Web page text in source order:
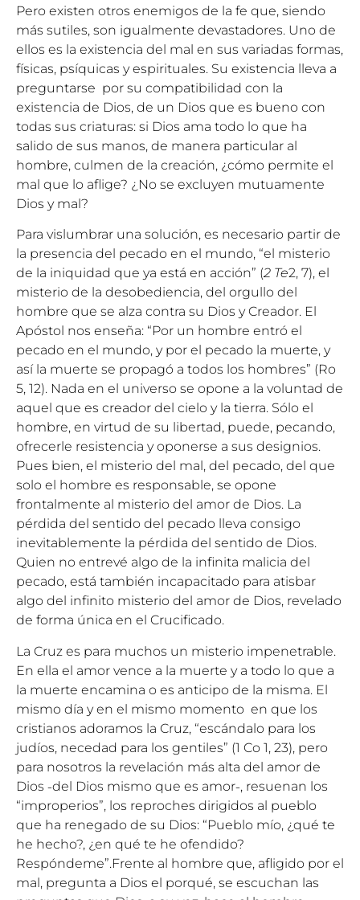
Pero existen otros enemigos de la fe que, siendo
más sutiles, son igualmente devastadores. Uno de
ellos es la existencia del mal en sus variadas formas,
físicas, psíquicas y espirituales. Su existencia lleva a
preguntarse por su compatibilidad con la
existencia de Dios, de un Dios que es bueno con
todas sus criaturas: si Dios ama todo lo que ha
salido de sus manos, de manera particular al
hombre, culmen de la creación, ¿cómo permite el
mal que lo aflige? ¿No se excluyen mutuamente
Dios y mal?
Para vislumbrar una solución, es necesario partir de
la presencia del pecado en el mundo, “el misterio
de la iniquidad que ya está en acción” (2 Te2, 7), el
misterio de la desobediencia, del orgullo del
hombre que se alza contra su Dios y Creador. El
Apóstol nos enseña: “Por un hombre entró el
pecado en el mundo, y por el pecado la muerte, y
así la muerte se propagó a todos los hombres” (Ro
5, 12). Nada en el universo se opone a la voluntad de
aquel que es creador del cielo y la tierra. Sólo el
hombre, en virtud de su libertad, puede, pecando,
ofrecerle resistencia y oponerse a sus designios.
Pues bien, el misterio del mal, del pecado, del que
solo el hombre es responsable, se opone
frontalmente al misterio del amor de Dios. La
pérdida del sentido del pecado lleva consigo
inevitablemente la pérdida del sentido de Dios.
Quien no entrevé algo de la infinita malicia del
pecado, está también incapacitado para atisbar
algo del infinito misterio del amor de Dios, revelado
de forma única en el Crucificado.
La Cruz es para muchos un misterio impenetrable.
En ella el amor vence a la muerte y a todo lo que a
la muerte encamina o es anticipo de la misma. El
mismo día y en el mismo momento en que los
cristianos adoramos la Cruz, “escándalo para los
judíos, necedad para los gentiles” (1 Co 1, 23), pero
para nosotros la revelación más alta del amor de
Dios ˗del Dios mismo que es amor˗, resuenan los
“improperios”, los reproches dirigidos al pueblo
que ha renegado de su Dios: “Pueblo mío, ¿qué te
he hecho?, ¿en qué te he ofendido?
Respóndeme”.Frente al hombre que, afligido por el
mal, pregunta a Dios el porqué, se escuchan las